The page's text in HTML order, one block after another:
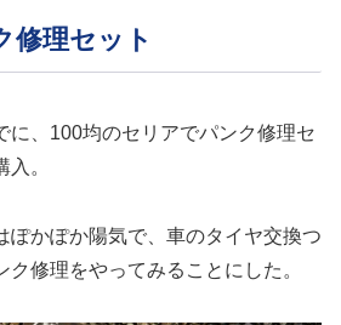
修理セット
に、100均のセリアでパンク修理セ
。
ぽかぽか陽気で、車のタイヤ交換つ
修理をやってみることにした。